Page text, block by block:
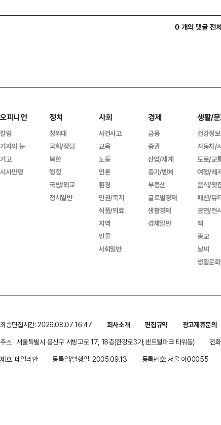
0 개의 댓글 전
오피니언
칼럼
기자의 눈
기고
시사만평
정치
청와대
국회/정당
북한
행정
국방/외교
정치일반
사회
사건사고
교육
노동
언론
환경
인권/복지
식품/의료
지역
인물
사회일반
경제
금융
증권
산업/재계
중기/벤처
부동산
글로벌경제
생활경제
경제일반
생활/
건강정보
자동차/
도로/교
여행/레
음식/맛
패션/뷰
공연/전
책
종교
날씨
생활문
최종편집시간: 2026.08.07 16:47 회사소개 편집규약
광고제휴문의
주소 : 서울특별시 용산구 서빙고로 17, 18층(한강로3가,센트럴파크 타워동)
전
제호: 데일리안
등록일/발행일: 2005.09.13 등록번호: 서울 아00055